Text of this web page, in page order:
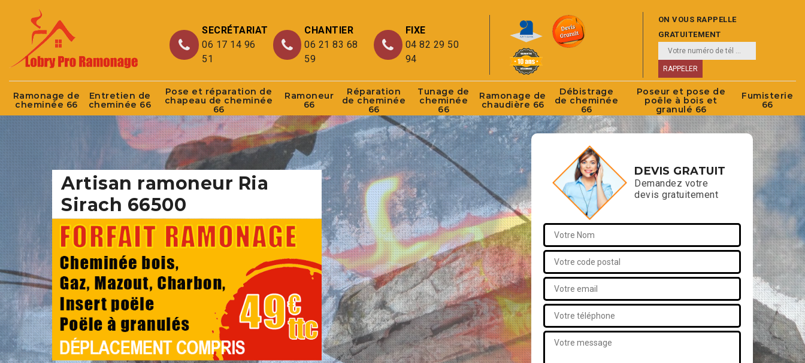
SECRÉTARIAT
06 17 14 96
51
CHANTIER
06 21 83 68
59
FIXE
04 82 29 50
94
ON VOUS RAPPELLE
GRATUITEMENT
Ramonage de
cheminée 66
Entretien de
cheminée 66
Pose et réparation de
chapeau de cheminée
66
Ramoneur
66
Réparation
de cheminée
66
Tunage de
cheminée
66
Ramonage de
chaudière 66
Débistrage
de cheminée
66
Poseur et pose de
poêle à bois et
granulé 66
Fumisterie
66
Artisan ramoneur Ria
Sirach 66500
DEVIS GRATUIT
Demandez votre
devis gratuitement